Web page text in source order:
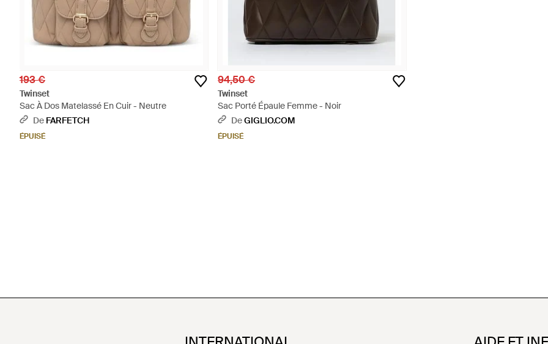
193 €
Twinset
Sac À Dos Matelassé En Cuir - Neutre
De FARFETCH
ÉPUISÉ
94,50 €
Twinset
Sac Porté Épaule Femme - Noir
DeGIGLIO.COM
ÉPUISÉ